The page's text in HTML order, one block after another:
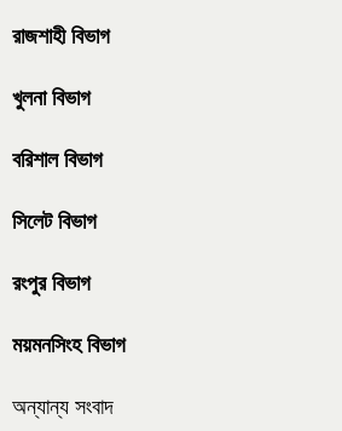
রাজশাহী বিভাগ
খুলনা বিভাগ
বরিশাল বিভাগ
সিলেট বিভাগ
রংপুর বিভাগ
ময়মনসিংহ বিভাগ
অন্যান্য সংবাদ